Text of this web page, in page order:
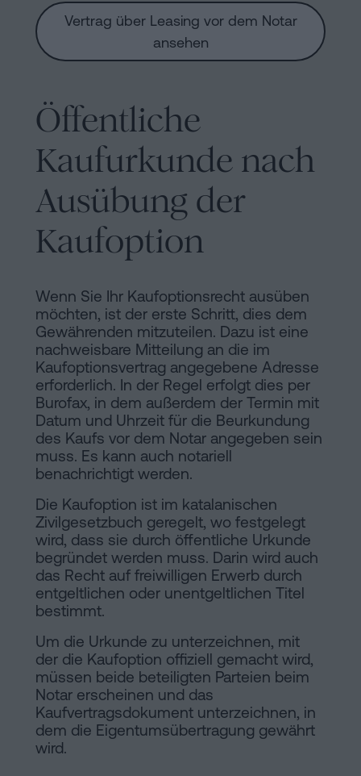
Vertrag über Leasing vor dem Notar
ansehen
Öffentliche
Kaufurkunde nach
Ausübung der
Kaufoption
Wenn Sie Ihr Kaufoptionsrecht ausüben
möchten, ist der erste Schritt, dies dem
Gewährenden mitzuteilen. Dazu ist eine
nachweisbare Mitteilung an die im
Kaufoptionsvertrag angegebene Adresse
erforderlich. In der Regel erfolgt dies per
Burofax, in dem außerdem der Termin mit
Datum und Uhrzeit für die Beurkundung
des Kaufs vor dem Notar angegeben sein
muss. Es kann auch notariell
benachrichtigt werden.
Die Kaufoption ist im katalanischen
Zivilgesetzbuch geregelt, wo festgelegt
wird, dass sie durch öffentliche Urkunde
begründet werden muss. Darin wird auch
das Recht auf freiwilligen Erwerb durch
entgeltlichen oder unentgeltlichen Titel
bestimmt.
Um die Urkunde zu unterzeichnen, mit
der die Kaufoption offiziell gemacht wird,
müssen beide beteiligten Parteien beim
Notar erscheinen und das
Kaufvertragsdokument unterzeichnen, in
dem die Eigentumsübertragung gewährt
wird.